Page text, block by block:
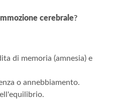
cerebrale?
di memoria (amnesia) e
o annebbiamento.